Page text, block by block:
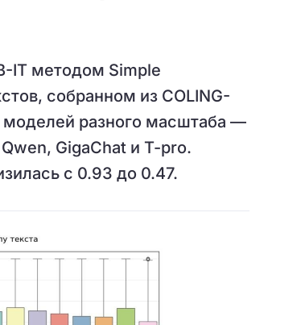
IT методом Simple
собранном из COLING-
моделей разного масштаба —
GigaChat и T-pro.
с 0.93 до 0.47.